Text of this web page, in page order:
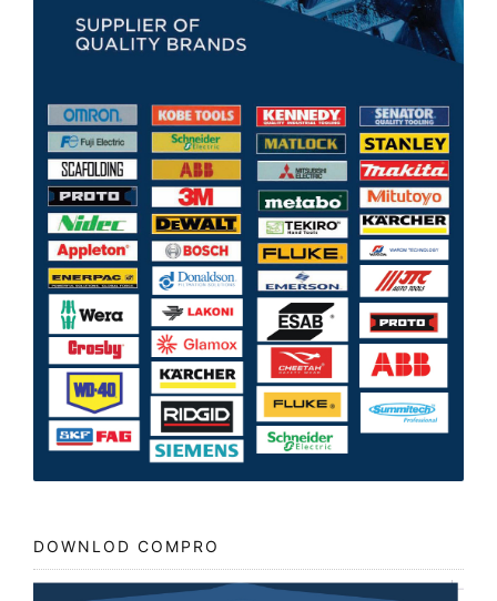
DOWNLOD COMPRO